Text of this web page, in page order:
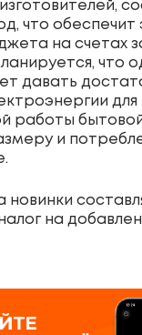
что
на счетах
что
давать
для
работы бытовой
и
новинки
на